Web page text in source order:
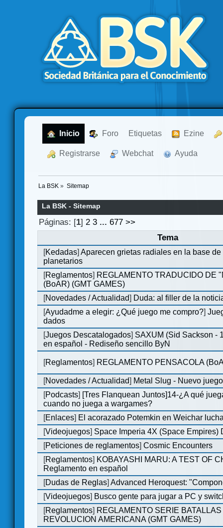
Inicio Foro Etiquetas Ezine
Registrarse Webchat Ayuda
La BSK » Sitemap
La BSK - Sitemap
Páginas: [1]2 3 ...677 >>
Tema
[Kedadas]Aparecen grietas radiales en la base
planetarios
[Reglamentos] REGLAMENTO TRADUCIDO DE
(BoAR) (GMT GAMES)
[Novedades / Actualidad] Duda: al filler de la
[Ayudadme a elegir: ¿Qué juego me compro?]
dados
[Juegos Descatalogados] SAXUM (Sid Sackson -
en español - Rediseño sencillo ByN
[Reglamentos] REGLAMENTO PENSACOLA
[Novedades / Actualidad] Metal Slug - Nuevo
[Podcasts] [Tres Flanquean Juntos]14-¿A qué
cuando no juega a wargames?
[Enlaces] El acorazado Potemkin en Weichar
[Videojuegos] Space Imperia 4X (Space Empires)
[Peticiones de reglamentos]Cosmic Encounters
[Reglamentos] KOBAYASHI MARU: A TEST OF
Reglamento en español
[Dudas de Reglas]Advanced Heroquest:
[Videojuegos] Busco gente para jugar a PC y
[Reglamentos] REGLAMENTO SERIE
REVOLUCION AMERICANA (GMT GAMES)